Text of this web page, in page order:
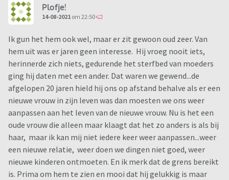
Plofje!
14-08-2021 om 22:50
Ik gun het hem ook wel, maar er zit gewoon oud zeer. Van
hem uit was er jaren geen interesse. Hij vroeg nooit iets,
herinnerde zich niets, gedurende het sterfbed van moeders
ging hij daten met een ander. Dat waren we gewend...de
afgelopen 20 jaren hield hij ons op afstand behalve als er een
nieuwe vrouw in zijn leven was dan moesten we ons weer
aanpassen aan het leven van de nieuwe vrouw. Nu is het een
oude vrouw die alleen maar klaagt dat het zo anders is als bij
haar, maar ik kan mij niet iedere keer weer aanpassen...weer
een nieuwe relatie, weer doen we dingen niet goed, weer
nieuwe kinderen ontmoeten. En ik merk dat de grens bereikt
is. Prima om hem te zien en mooi dat hij gelukkig is maar